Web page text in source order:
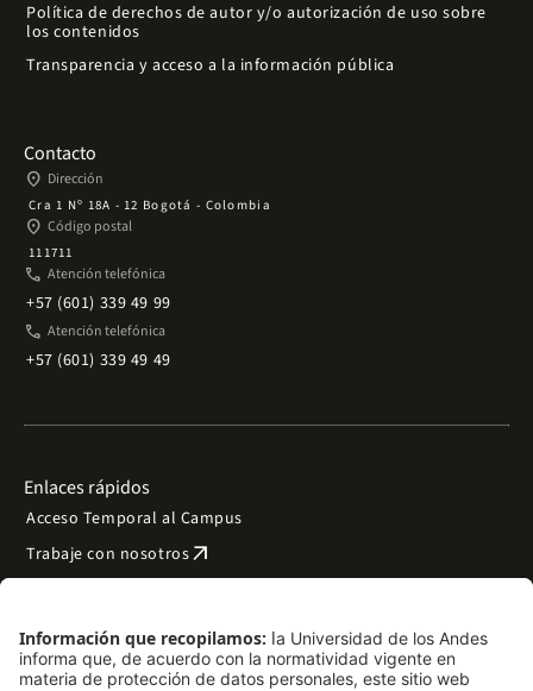
Política de derechos de autor y/o autorización de uso sobre
los contenidos
Transparencia y acceso a la información pública
Contacto
place Dirección
Cra 1 Nº 18A - 12 Bogotá - Colombia
place Código postal
111711
phone Atención telefónica
+57 (601) 339 49 99
phone Atención telefónica
+57 (601) 339 49 49
Enlaces rápidos
Acceso Temporal al Campus
Trabaje con nosotrosarrow_outward
Preguntas frecuentes
Filantropía y donacionesarrow_outward